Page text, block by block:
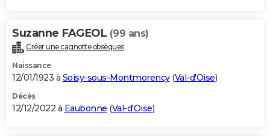
Suzanne FAGEOL (99 ans)
Créer une cagnotte obsèques
Naissance
12/01/1923 à Soisy-sous-Montmorency(Val-d'Oise)
Décès
12/12/2022 à Eaubonne (Val-d'Oise)